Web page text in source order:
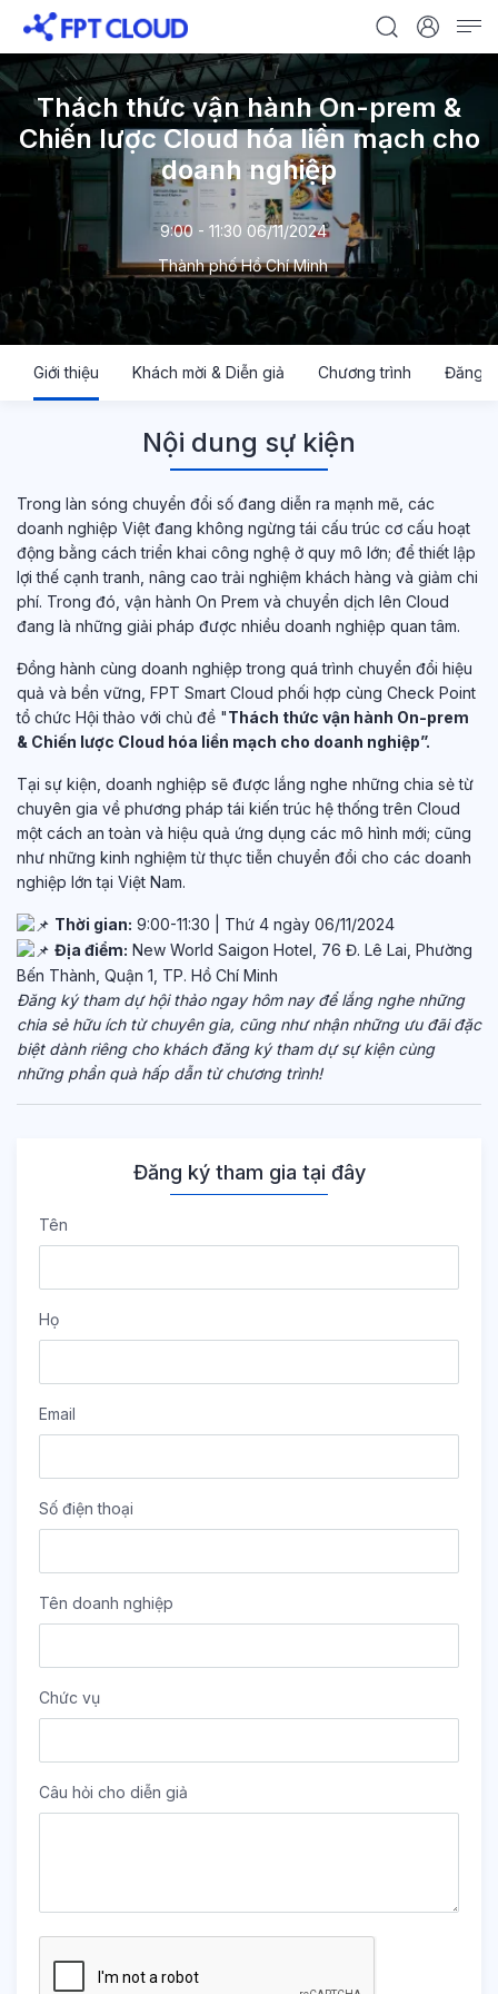
Thách thức vận hành On-prem &
Chiến lược Cloud hóa liền mạch cho
doanh nghiệp
9:00 - 11:30 06/11/2024
Thành phố Hồ Chí Minh
Giới thiệu Khách mời & Diễn giả Chương trình Đăng
Nội dung sự kiện
Trong làn sóng chuyển đổi số đang diễn ra mạnh mẽ, các
doanh nghiệp Việt đang không ngừng tái cấu trúc cơ cấu hoạt
động bằng cách triển khai công nghệ ở quy mô lớn; để thiết lập
lợi thế cạnh tranh, nâng cao trải nghiệm khách hàng và giảm chi
phí. Trong đó, vận hành On Prem và chuyển dịch lên Cloud
đang là những giải pháp được nhiều doanh nghiệp quan tâm.
Đồng hành cùng doanh nghiệp trong quá trình chuyển đổi hiệu
quả và bền vững, FPT Smart Cloud phối hợp cùng Check Point
tổ chức Hội thảo với chủ đề "Thách thức vận hành On-prem
& Chiến lược Cloud hóa liền mạch cho doanh nghiệp”.
Tại sự kiện, doanh nghiệp sẽ được lắng nghe những chia sẻ từ
chuyên gia về phương pháptái kiến trúc hệ thống trên Cloud
một cách an toàn và hiệu quả ứng dụng các mô hình mới; cũng
như những kinh nghiệm từ thực tiễn chuyển đổi cho các doanh
nghiệp lớn tại Việt Nam.
Thời gian: 9:00-11:30 | Thứ 4 ngày 06/11/2024
Địa điểm: New World Saigon Hotel, 76 Đ. Lê Lai, Phường
Bến Thành, Quận 1, TP. Hồ Chí Minh
Đăng ký tham dự hội thảo ngay hôm nay để lắng nghe những
chia sẻ hữu ích từ chuyên gia, cũng như nhận những ưu đãi đặc
biệt dành riêng cho khách đăng ký tham dự sự kiện cùng
những phần quà hấp dẫn từ chương trình!
Đăng ký tham gia tại đây
Tên
Họ
Email
Số điện thoại
Tên doanh nghiệp
Chức vụ
Câu hỏi cho diễn giả